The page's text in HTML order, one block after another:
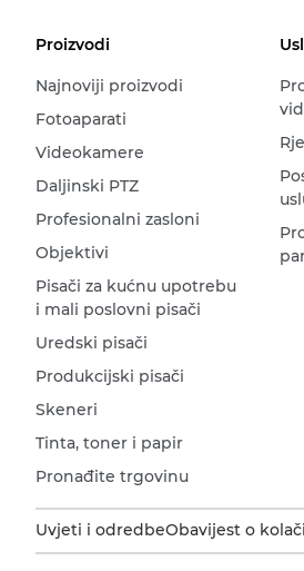
Proizvodi
Najnoviji proizvodi
Fotoaparati
Videokamere
Daljinski PTZ
Profesionalni zasloni
Objektivi
Pisači za kućnu upotrebu
i mali poslovni pisači
Uredski pisači
Produkcijski pisači
Skeneri
Tinta, toner i papir
Pronađite trgovinu
Uvjeti i odredbeObavijest o